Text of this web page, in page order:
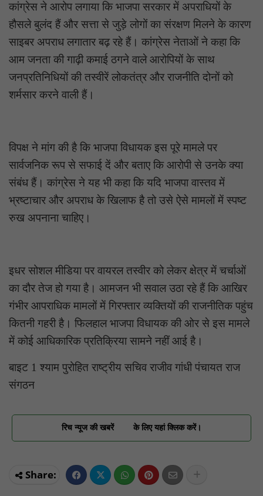
कांग्रेस ने आरोप लगाया कि भाजपा सरकार में अपराधियों के
हौसले बुलंद हैं और सत्ता से जुड़े लोगों का संरक्षण मिलने के कारण
साइबर अपराध लगातार बढ़ रहे हैं। कांग्रेस नेताओं ने कहा कि
आम जनता की गाढ़ी कमाई ठगने वाले आरोपियों के साथ
जनप्रतिनिधियों की तस्वीरें लोकतंत्र और राजनीति दोनों को
शर्मसार करने वाली हैं।
विपक्ष ने मांग की है कि भाजपा विधायक इस पूरे मामले पर
सार्वजनिक रूप से सफाई दें और बताए कि आरोपी से उनके क्या
संबंध हैं। कांग्रेस ने यह भी कहा कि यदि भाजपा वास्तव में
भ्रष्टाचार और अपराध के खिलाफ है तो उसे ऐसे मामलों में स्पष्ट
रुख अपनाना चाहिए।
इधर सोशल मीडिया पर वायरल तस्वीर को लेकर क्षेत्र में चर्चाओं
का दौर तेज हो गया है। आमजन भी सवाल उठा रहे हैं कि आखिर
गंभीर आपराधिक मामलों में गिरफ्तार व्यक्तियों की राजनीतिक पहुंच
कितनी गहरी है। फिलहाल भाजपा विधायक की ओर से इस मामले
में कोई आधिकारिक प्रतिक्रिया सामने नहीं आई है।
बाइट 1 श्याम पुरोहित राष्ट्रीय सचिव राजीव गांधी पंचायत राज
संगठन
रिच न्यूज की खबरें के लिए यहां क्लिक करें।